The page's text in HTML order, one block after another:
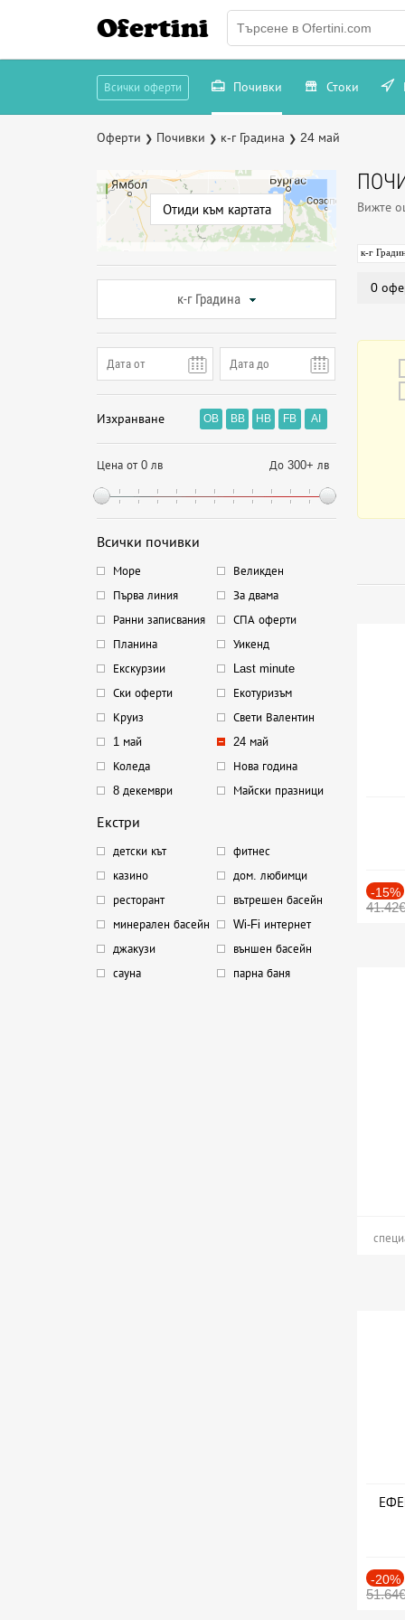
Ofertini
Всички оферти Почивки Стоки
Оферти ❯ Почивки ❯ к-г Градина ❯ 24 май
Отиди към картата
к-г Градина
Изхранване OB BB HB FB AI
Цена от 0 лв До 300+ лв
Всички почивки
Море
Великден
Първа линия
За двама
Ранни записвания
СПА оферти
Планина
Уикенд
Екскурзии
Last minute
Ски оферти
Екотуризъм
Круиз
Свети Валентин
1 май
24 май
Коледа
Нова година
8 декември
Майски празници
Екстри
детски кът
фитнес
казино
дом. любимци
ресторант
вътрешен басейн
минерален басейн
Wi-Fi интернет
джакузи
външен басейн
сауна
парна баня
Вижте
к-г
0
-15%
41.42€
-20%
51.64€